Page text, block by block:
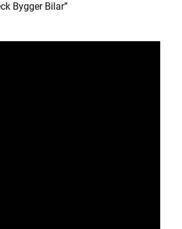
Bygger Bilar”